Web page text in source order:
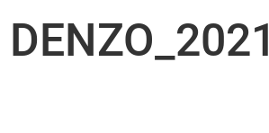
DENZO_2021